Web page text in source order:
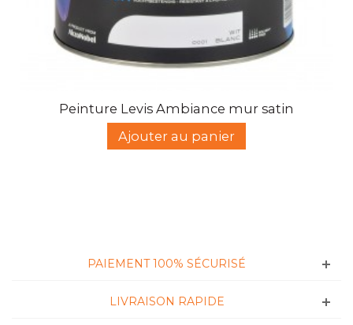
Peinture Levis Ambiance mur satin
Ajouter au panier
PAIEMENT 100% SÉCURISÉ
LIVRAISON RAPIDE